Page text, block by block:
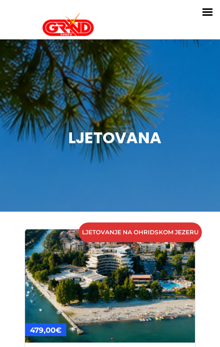
LJETOVANA
LJETOVANJE NA OHRIDSKOM JEZERU
479,00€